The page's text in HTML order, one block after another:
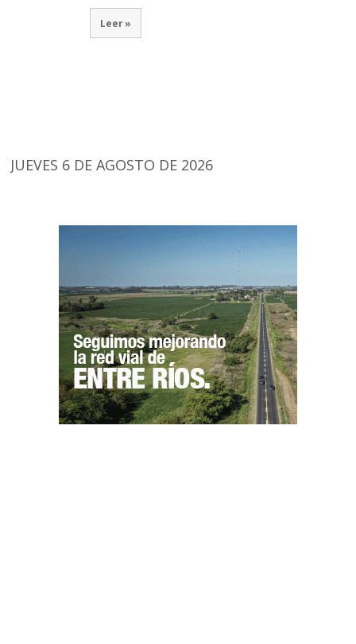
Leer »
JUEVES 6 DE AGOSTO DE 2026